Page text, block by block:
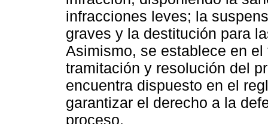
infracciones leves; la
graves y la destitución para
Asimismo, se establece en
tramitación y resolución del
encuentra dispuesto en el
garantizar el derecho a la
proceso.